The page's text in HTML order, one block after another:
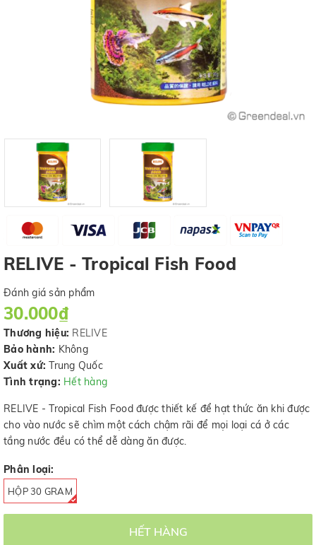
RELIVE - Tropical Fish Food
Đánh giá sản phẩm
30.000₫
Thương hiệu: RELIVE
Bảo hành: Không
Xuất xứ: Trung Quốc
Tình trạng: Hết hàng
RELIVE - Tropical Fish Food được thiết kế để hạt thức ăn khi được
cho vào nước sẽ chìm một cách chậm rãi để mọi loại cá ở các
tầng nước đều có thể dễ dàng ăn được.
Phân loại:
HỘP 30 GRAM
HẾT HÀNG